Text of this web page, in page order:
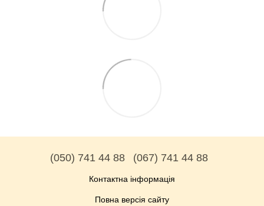
(050) 741 44 88 (067) 741 44 88
Контактна інформація
Повна версія сайту